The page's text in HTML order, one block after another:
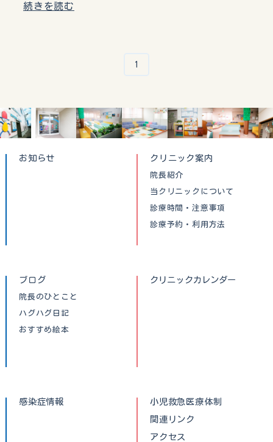
続きを読む
1
お知らせ クリニック案内
院長紹介
当クリニックについて
診療時間・注意事項
診療予約・利用方法
ブログ
院長のひとこと
ハグハグ日記
おすすめ絵本
クリニックカレンダー
感染症情報
小児救急医療体制
関連リンク
アクセス